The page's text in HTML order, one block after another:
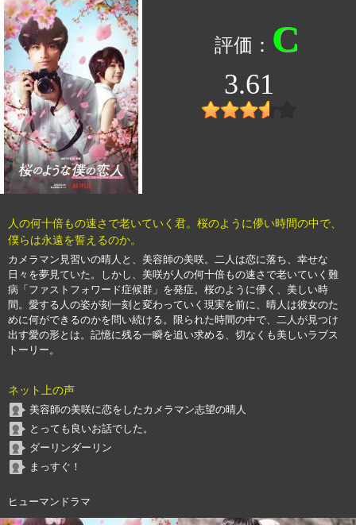
C
3.61
人の何十倍もの速さで老いていく君。桜のように儚い時間の中で、
僕らは永遠を誓えるのか。
カメラマン見習いの晴人と、美容師の美咲。二人は恋に落ち、幸せな
日々を夢見ていた。しかし、美咲が人の何十倍もの速さで老いていく難
病「ファストフォワード症候群」を発症。桜のように儚く、美しい時
間。愛する人の姿が刻一刻と変わっていく現実を前に、晴人は彼女のた
めに何ができるのかを問い続ける。限られた時間の中で、二人が見つけ
出す愛の形とは。記憶に残る一瞬を追い求める、切なくも美しいラブス
トーリー。
ネット上の声
美容師の美咲に恋をしたカメラマン志望の晴人
とっても良いお話でした。
ダーリンダーリン
まっすぐ！
ヒューマンドラマ